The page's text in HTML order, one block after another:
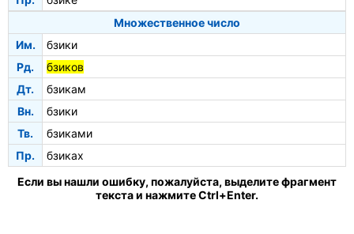
Множественное число
Им.
бзики
Рд.
бзиков
Дт.
бзикам
Вн.
бзики
Тв.
бзиками
Пр.
бзиках
Если вы нашли ошибку, пожалуйста, выделите фрагмент
текста и нажмите Ctrl+Enter.